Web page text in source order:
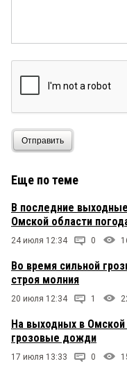
Отправить
Еще по теме
В последние
Омской области
24 июля 12:34 0
Во время сильной
строя молния
20 июля 12:34 1
На выходных в
грозовые дожди
17 июля 13:33 0